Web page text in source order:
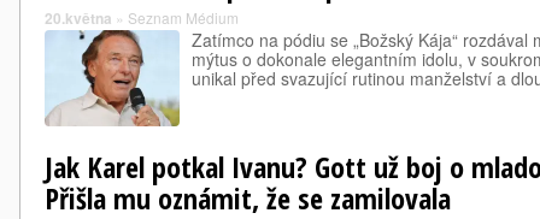
20.května » Seznam Médium
Zatímco na pódiu se „Božský Kája“ rozdával
mýtus o dokonale elegantním idolu, v
unikal před svazující rutinou manželství a
Jak Karel potkal Ivanu? Gott už boj o
Přišla mu oznámit, že se zamilovala